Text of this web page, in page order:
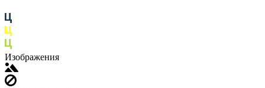
Изображения